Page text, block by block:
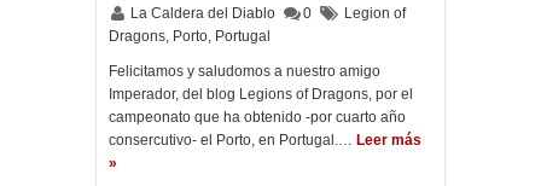
La Caldera del Diablo 0
Legion of
Dragons, Porto, Portugal
Felicitamos y saludomos a nuestro amigo
Imperador, del blog Legions of Dragons, por el
campeonato que ha obtenido -por cuarto año
consercutivo- el Porto, en Portugal.… Leer más
»